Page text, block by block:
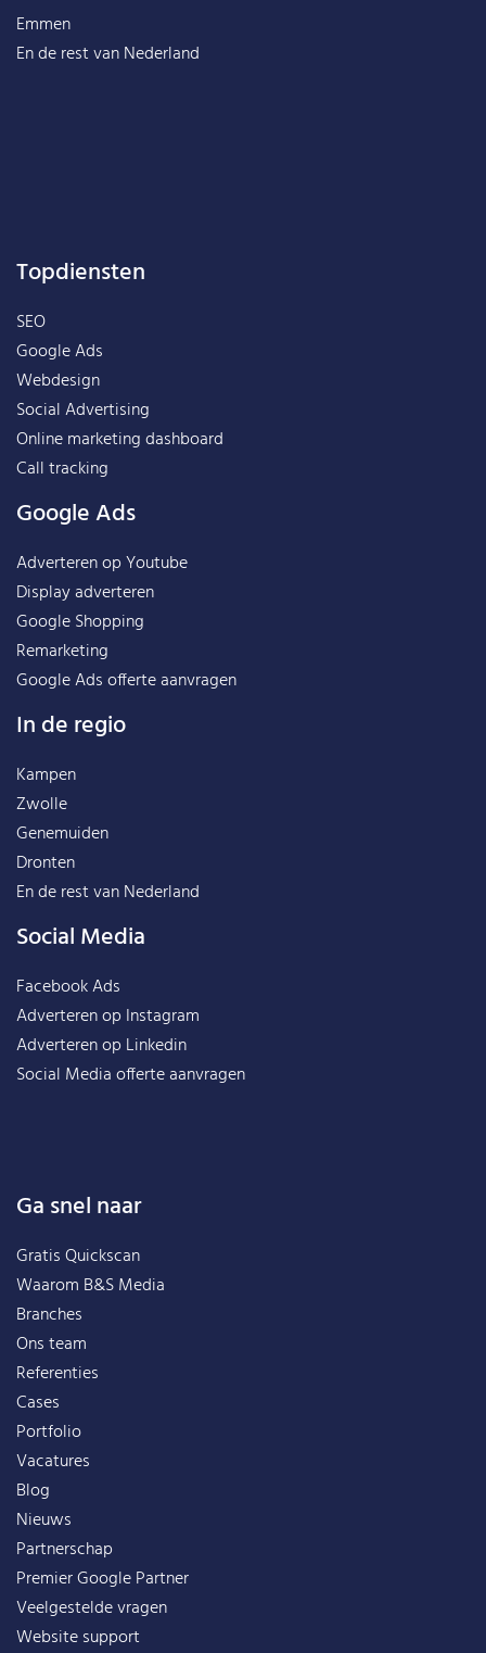
Emmen
En de rest vanNederland
Topdiensten
SEO
Google Ads
Webdesign
Social Advertising
Online marketing dashboard
Call tracking
Google Ads
Adverteren op Youtube
Display adverteren
Google Shopping
Remarketing
Google Ads offerte aanvragen
In de regio
Kampen
Zwolle
Genemuiden
Dronten
En de rest vanNederland
Social Media
Facebook Ads
Adverteren op Instagram
Adverteren op Linkedin
Social Media offerte aanvragen
Ga snel naar
Gratis Quickscan
Waarom B&S Media
Branches
Ons team
Referenties
Cases
Portfolio
Vacatures
Blog
Nieuws
Partnerschap
Premier Google Partner
Veelgestelde vragen
Website support